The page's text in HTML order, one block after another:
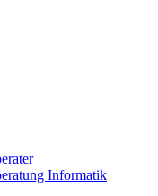
Informatik